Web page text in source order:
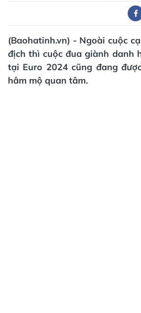
(Baohatinh.vn) - Ngoài cuộc
địch thì cuộc đua giành danh
tại Euro 2024 cũng đang
hâm mộ quan tâm.